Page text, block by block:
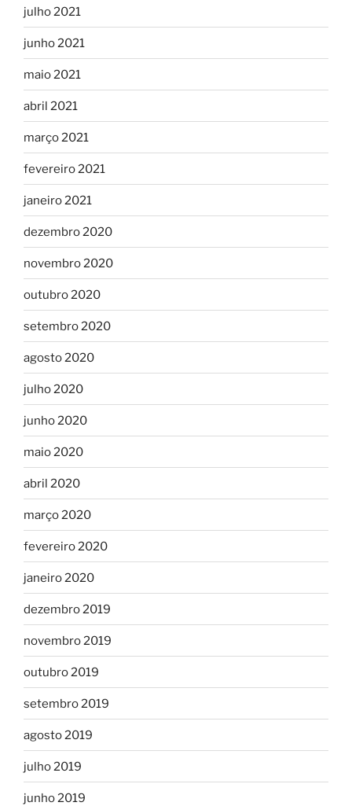
julho 2021
junho 2021
maio 2021
abril 2021
março 2021
fevereiro 2021
janeiro 2021
dezembro 2020
novembro 2020
outubro 2020
setembro 2020
agosto 2020
julho 2020
junho 2020
maio 2020
abril 2020
março 2020
fevereiro 2020
janeiro 2020
dezembro 2019
novembro 2019
outubro 2019
setembro 2019
agosto 2019
julho 2019
junho 2019